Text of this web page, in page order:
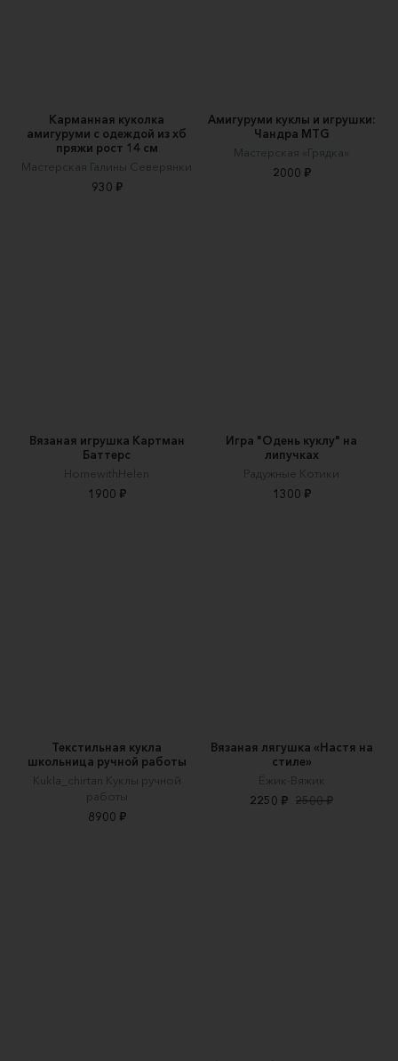
Карманная куколка
амигуруми с одеждой из хб
пряжи рост 14 см
Мастерская Галины Северянки
930 ₽
Амигуруми куклы и игрушки:
Чандра MTG
Мастерская «Грядка»
2000 ₽
Вязаная игрушка Картман
Баттерс
HomewithHelen
1900 ₽
Игра "Одень куклу" на
липучках
Радужные Котики
1300 ₽
Текстильная кукла
школьница ручной работы
Kukla_chirtan Куклы ручной
работы
8900 ₽
Вязаная лягушка «Настя на
стиле»
Ёжик-Вяжик
2250 ₽ 2500 ₽